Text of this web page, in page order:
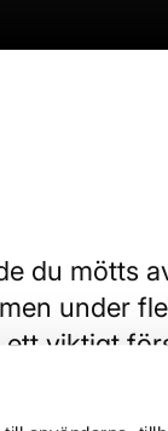
du mötts
under
viktigt